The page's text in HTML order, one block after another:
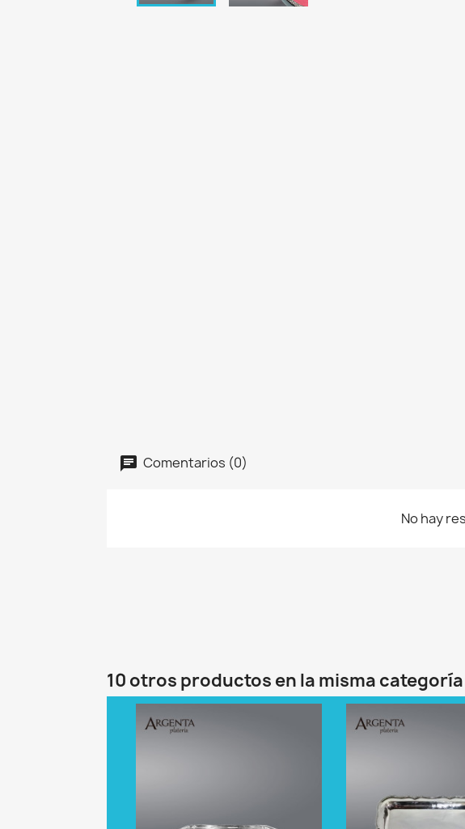
Comentarios (0)
No hay
10 otros productos en la misma